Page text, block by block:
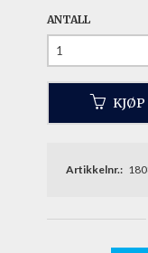
ANTALL
KJØP
Artikkelnr.: